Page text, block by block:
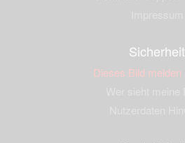
Sicherheit
Dieses Bild melden